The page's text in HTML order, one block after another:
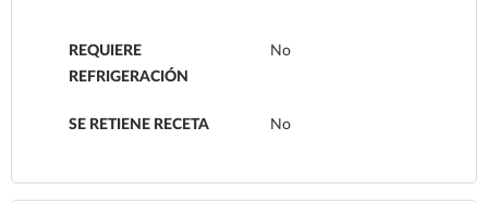
REQUIERE
REFRIGERACIÓN
No
SE RETIENE RECETA No